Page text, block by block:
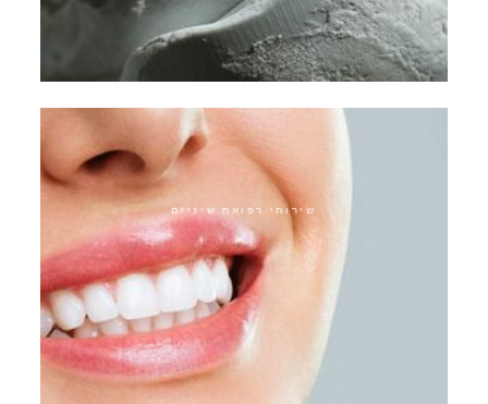
כתרים היברידיים
שירותי רפואת שיניים